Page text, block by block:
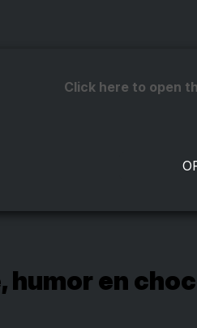
Click here to open
humor en